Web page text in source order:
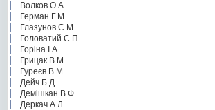
Волков О.А.
Герман Г.М.
Глазунов С.М.
Головатий С.П.
Горіна І.А.
Грицак В.М.
Гуреєв В.М.
Дейч Б.Д.
Демішкан В.Ф.
Деркач А.Л.